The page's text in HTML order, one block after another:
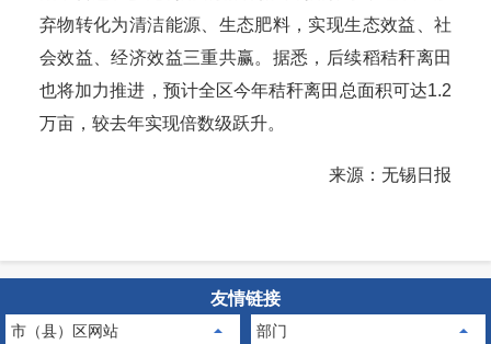
弃物转化为清洁能源、生态肥料，实现生态效益、社
会效益、经济效益三重共赢。据悉，后续稻秸秆离田
也将加力推进，预计全区今年秸秆离田总面积可达1.2
万亩，较去年实现倍数级跃升。
来源：无锡日报
友情链接
市（县）区网站 部门